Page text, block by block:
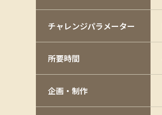
チャレンジパラメーター
所要時間
企画・制作